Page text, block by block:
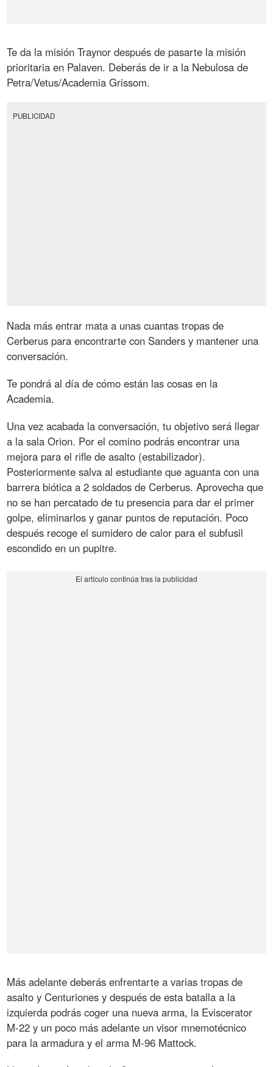
Te da la misión Traynor después de pasarte la misión
prioritaria en Palaven. Deberás de ir a la Nebulosa de
Petra/Vetus/Academia Grissom.
PUBLICIDAD
Nada más entrar mata a unas cuantas tropas de
Cerberus para encontrarte con Sanders y mantener una
conversación.
Te pondrá al día de cómo están las cosas en la
Academia.
Una vez acabada la conversación, tu objetivo será llegar
a la sala Orion. Por el comino podrás encontrar una
mejora para el rifle de asalto (estabilizador).
Posteriormente salva al estudiante que aguanta con una
barrera biótica a 2 soldados de Cerberus. Aprovecha que
no se han percatado de tu presencia para dar el primer
golpe, eliminarlos y ganar puntos de reputación. Poco
después recoge el sumidero de calor para el subfusil
escondido en un pupitre.
Más adelante deberás enfrentarte a varias tropas de
asalto y Centuriones y después de esta batalla a la
izquierda podrás coger una nueva arma, la Eviscerator
M-22 y un poco más adelante un visor mnemotécnico
para la armadura y el arma M-96 Mattock.